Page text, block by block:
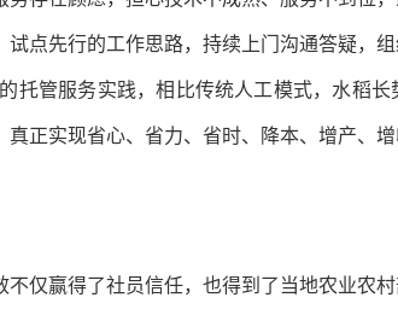
点先行的工作思路，持续上门沟通答疑，
托管服务实践，相比传统人工模式，水稻
正实现省心、省力、省时、降本、增产、
赢得了社员信任，也得到了当地农业农